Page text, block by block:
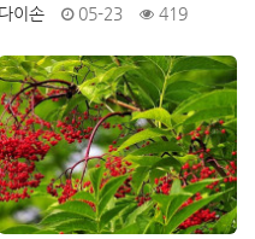
다이손
05-23 419